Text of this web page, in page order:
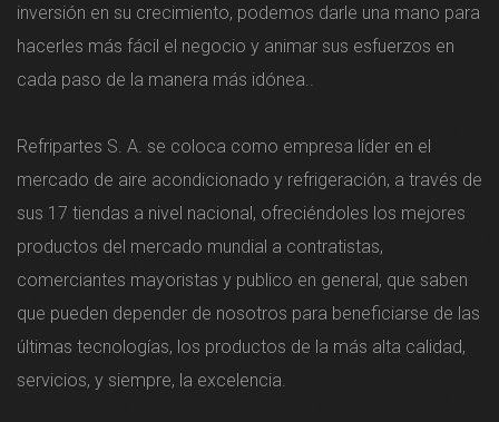
inversión en su crecimiento, podemos darle una mano para
hacerles más fácil el negocio y animar sus esfuerzos en
cada paso de la manera más idónea..
Refripartes S. A. se coloca como empresa líder en el
mercado de aire acondicionado y refrigeración, a través de
sus 17 tiendas a nivel nacional, ofreciéndoles los mejores
productos del mercado mundial a contratistas,
comerciantes mayoristas y publico en general, que saben
que pueden depender de nosotros para beneficiarse de las
últimas tecnologías, los productos de la más alta calidad,
servicios, y siempre, la excelencia.